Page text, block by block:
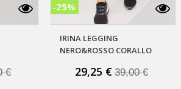
€
IRINA LEGGING
NERO&ROSSO CORALLO
29,25 € 39,00 €
-25%